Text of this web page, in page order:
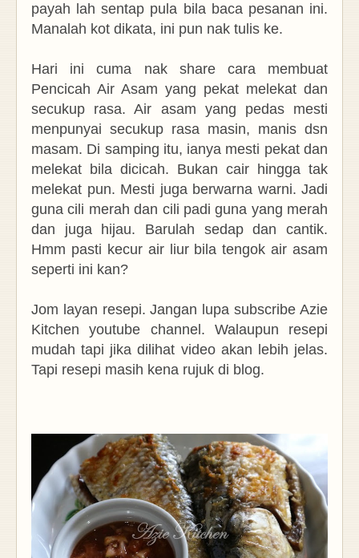
payah lah sentap pula bila baca pesanan ini.
Manalah kot dikata, ini pun nak tulis ke.
Hari ini cuma nak share cara membuat
Pencicah Air Asam yang pekat melekat dan
secukup rasa. Air asam yang pedas mesti
menpunyai secukup rasa masin, manis dsn
masam. Di samping itu, ianya mesti pekat dan
melekat bila dicicah. Bukan cair hingga tak
melekat pun. Mesti juga berwarna warni. Jadi
guna cili merah dan cili padi guna yang merah
dan juga hijau. Barulah sedap dan cantik.
Hmm pasti kecur air liur bila tengok air asam
seperti ini kan?
Jom layan resepi. Jangan lupa subscribe Azie
Kitchen youtube channel. Walaupun resepi
mudah tapi jika dilihat video akan lebih jelas.
Tapi resepi masih kena rujuk di blog.